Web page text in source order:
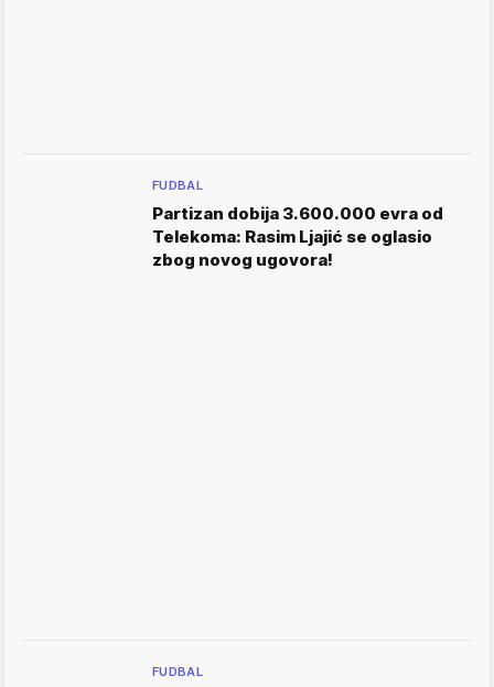
FUDBAL
Partizan dobija 3.600.000 evra od
Telekoma: Rasim Ljajić se oglasio
zbog novog ugovora!
FUDBAL